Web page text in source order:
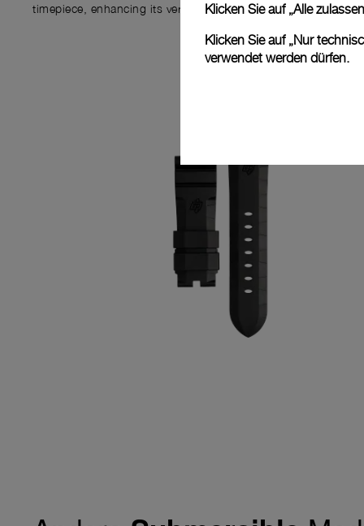
timepiece, enhancing its versatility and your ownership
Klicken Sie auf „Alle
Klicken Sie auf „Nur
verwendet werden dürfen.